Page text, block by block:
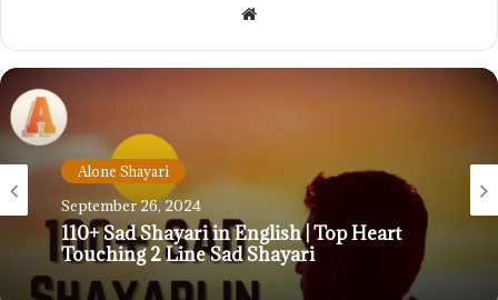
Website
Bewafa Shayari
September 22, 2024
Best 150+ Dard Bhari Shayari | दर्द भरी शायरी |
Sad Shayari Status